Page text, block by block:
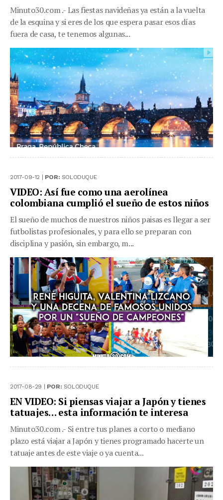
Minuto30.com .- Las fiestas navideñas ya están a la vuelta
de la esquina y si eres de los que espera pasar esos días
fuera de casa, te tenemos algunas...
2017-09-12 | POR: SOLODUQUE
VIDEO: Así fue como una aerolínea
colombiana cumplió el sueño de estos niños
El sueño de muchos de nuestros niños paisas es llegar a ser
futbolistas profesionales, y para ello se preparan con
disciplina y pasión, sin embargo, m...
2017-08-29 | POR: SOLODUQUE
EN VIDEO: Si piensas viajar a Japón y tienes
tatuajes… esta información te interesa
Minuto30.com .- Si entre tus planes a corto o mediano
plazo está viajar a Japón y tienes programado hacerte un
tatuaje antes de este viaje o ya cuenta...